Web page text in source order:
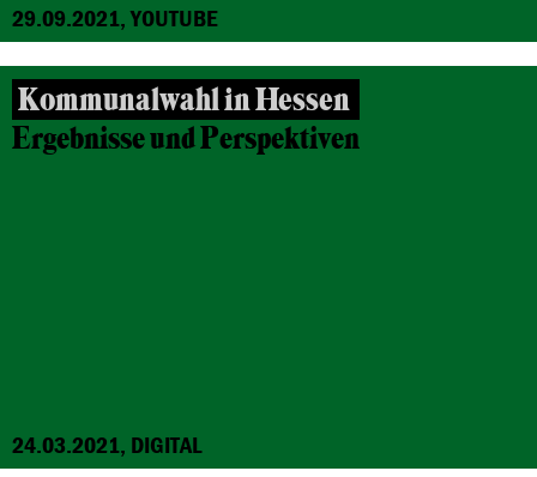
29.09.2021, YOUTUBE
Kommunalwahl in Hessen
Ergebnisse und Perspektiven
24.03.2021, DIGITAL